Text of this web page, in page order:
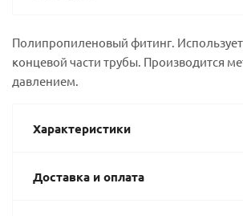
Полипропиленовый фитинг.
концевой части трубы. Производится
давлением.
Характеристики
Доставка и оплата